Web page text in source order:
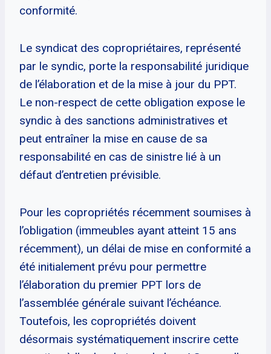
conformité.
Le syndicat des copropriétaires, représenté
par le syndic, porte la responsabilité juridique
de l’élaboration et de la mise à jour du PPT.
Le non-respect de cette obligation expose le
syndic à des sanctions administratives et
peut entraîner la mise en cause de sa
responsabilité en cas de sinistre lié à un
défaut d’entretien prévisible.
Pour les copropriétés récemment soumises à
l’obligation (immeubles ayant atteint 15 ans
récemment), un délai de mise en conformité a
été initialement prévu pour permettre
l’élaboration du premier PPT lors de
l’assemblée générale suivant l’échéance.
Toutefois, les copropriétés doivent
désormais systématiquement inscrire cette